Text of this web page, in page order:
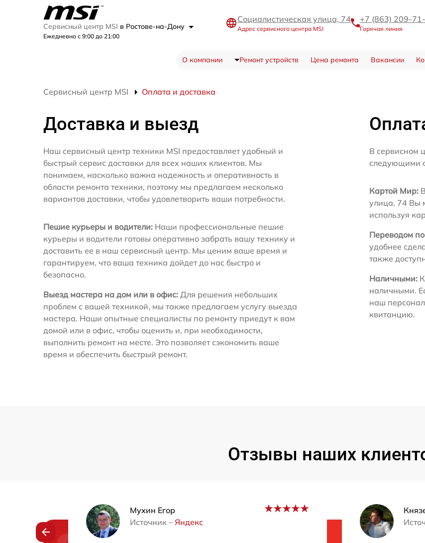
Сервисный центр MSI в Ростове-на-Дону
Ежедневно с 9:00 до 21:00
Социалистическая улица, 74
Адрес сервисного центра MSI
+7 (863) 209-
Горячая линия
О компании Ремонт устройств Цена ремонта Вакансии
Сервисный центр MSI Оплата и доставка
Доставка и выезд
Наш сервисный центр техники MSI предоставляет удобный и
быстрый сервис доставки для всех наших клиентов. Мы
понимаем, насколько важна надежность и оперативность в
области ремонта техники, поэтому мы предлагаем несколько
вариантов доставки, чтобы удовлетворить ваши потребности.
Пешие курьеры и водители: Наши профессиональные пешие
курьеры и водители готовы оперативно забрать вашу технику и
доставить ее в наш сервисный центр. Мы ценим ваше время и
гарантируем, что ваша техника дойдет до нас быстро и
безопасно.
Выезд мастера на дом или в офис: Для решения небольших
проблем с вашей техникой, мы также предлагаем услугу выезда
мастера. Наши опытные специалисты по ремонту приедут к вам
домой или в офис, чтобы оценить и, при необходимости,
выполнить ремонт на месте. Это позволяет сэкономить ваше
время и обеспечить быстрый ремонт.
В сервисном
следующими
Картой Мир:
улица, 74 Вы
используя
Переводом
удобнее
также
Наличными:
наличными.
наш
квитанцию.
Отзывы наших
Мухин Егор
Источник – Яндекс